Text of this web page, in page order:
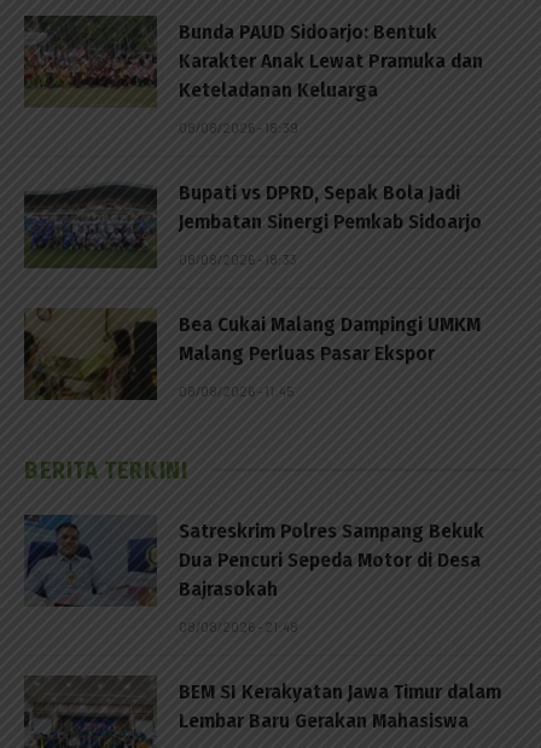
Bunda PAUD Sidoarjo: Bentuk
Karakter Anak Lewat Pramuka dan
Keteladanan Keluarga
08/08/2026 - 18:39
Bupati vs DPRD, Sepak Bola Jadi
Jembatan Sinergi Pemkab Sidoarjo
08/08/2026 - 18:33
Bea Cukai Malang Dampingi UMKM
Malang Perluas Pasar Ekspor
08/08/2026 - 11:45
BERITA TERKINI
Satreskrim Polres Sampang Bekuk
Dua Pencuri Sepeda Motor di Desa
Bajrasokah
08/08/2026 - 21:48
BEM SI Kerakyatan Jawa Timur dalam
Lembar Baru Gerakan Mahasiswa